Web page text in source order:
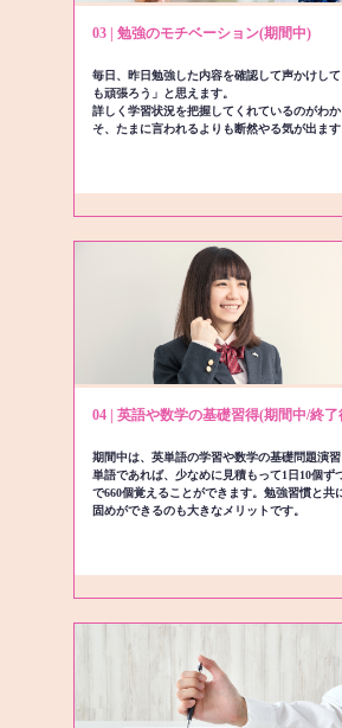
03 | 勉強のモチベーション(期間中)
毎日、昨日勉強した内容を確認して声かけし
も頑張ろう」と思えます。
詳しく学習状況を把握してくれているのがわ
そ、たまに言われるよりも断然やる気が出ます
04 | 英語や数学の基礎習得(期間中/終了
期間中は、英単語の学習や数学の基礎問題演
単語であれば、少なめに見積もって1日10個ず
で660個覚えることができます。勉強習慣と共
固めができるのも大きなメリットです。